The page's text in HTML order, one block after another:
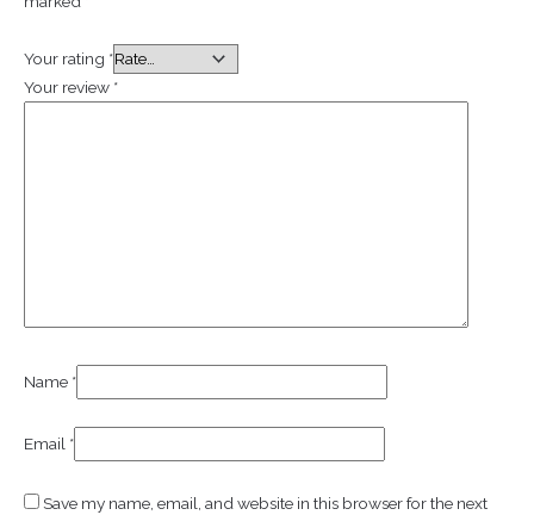
Your rating *
Your review *
Name *
Email *
Save my name, email, and website in this browser for the next